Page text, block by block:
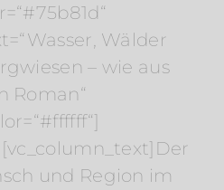
Wälder
– wie aus
Roman“
und Region im